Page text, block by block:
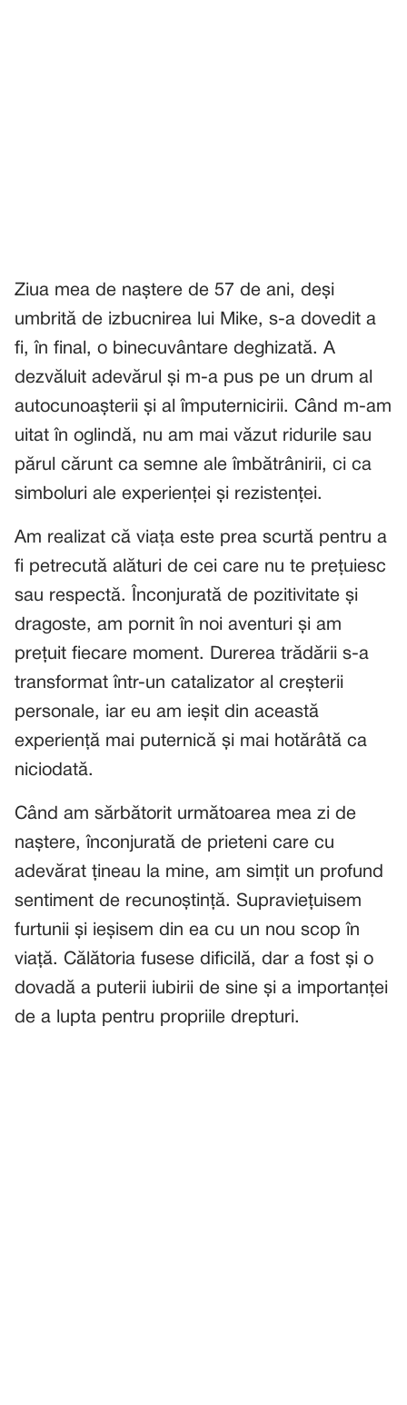
Ziua mea de naștere de 57 de ani, deși
umbrită de izbucnirea lui Mike, s-a dovedit a
fi, în final, o binecuvântare deghizată. A
dezvăluit adevărul și m-a pus pe un drum al
autocunoașterii și al împuternicirii. Când m-am
uitat în oglindă, nu am mai văzut ridurile sau
părul cărunt ca semne ale îmbătrânirii, ci ca
simboluri ale experienței și rezistenței.
Am realizat că viața este prea scurtă pentru a
fi petrecută alături de cei care nu te prețuiesc
sau respectă. Înconjurată de pozitivitate și
dragoste, am pornit în noi aventuri și am
prețuit fiecare moment. Durerea trădării s-a
transformat într-un catalizator al creșterii
personale, iar eu am ieșit din această
experiență mai puternică și mai hotărâtă ca
niciodată.
Când am sărbătorit următoarea mea zi de
naștere, înconjurată de prieteni care cu
adevărat țineau la mine, am simțit un profund
sentiment de recunoștință. Supraviețuisem
furtunii și ieșisem din ea cu un nou scop în
viață. Călătoria fusese dificilă, dar a fost și o
dovadă a puterii iubirii de sine și a importanței
de a lupta pentru propriile drepturi.